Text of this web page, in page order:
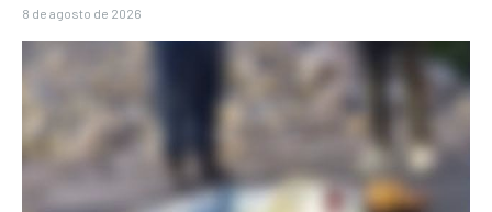
8 de agosto de 2026